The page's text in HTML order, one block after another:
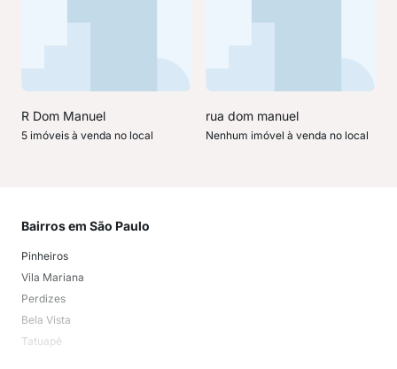
R Dom Manuel
5 imóveis à venda no local
rua dom manuel
Nenhum imóvel à venda no local
Bairros em São Paulo
Pinheiros
Vila Mariana
Perdizes
Bela Vista
Tatuapé